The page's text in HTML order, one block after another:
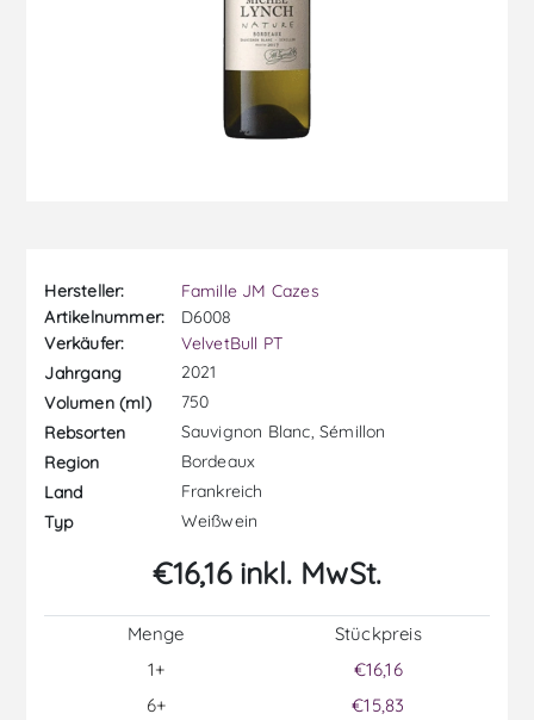
Hersteller:
Famille JM Cazes
Artikelnummer:
D6008
Verkäufer:
VelvetBull PT
Jahrgang
2021
Volumen (ml)
750
Rebsorten
Sauvignon Blanc, Sémillon
Region
Bordeaux
Land
Frankreich
Typ
Weißwein
€16,16 inkl. MwSt.
Menge
1+
6+
Stückpreis
€16,16
€15,83